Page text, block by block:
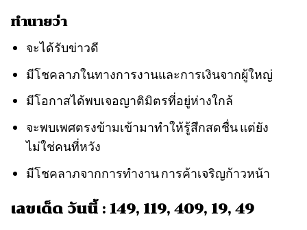
ทำนายว่า
จะได้รับข่าวดี
มีโชคลาภในทางการงานและการเงินจากผู้ใหญ่
มีโอกาสได้พบเจอญาติมิตรที่อยู่ห่างใกล้
จะพบเพศตรงข้ามเข้ามาทำให้รู้สึกสดชื่น แต่ยัง
ไม่ใช่คนที่หวัง
มีโชคลาภจากการทำงาน การค้าเจริญก้าวหน้า
เลขเด็ด วันนี้ : 149, 119, 409, 19, 49